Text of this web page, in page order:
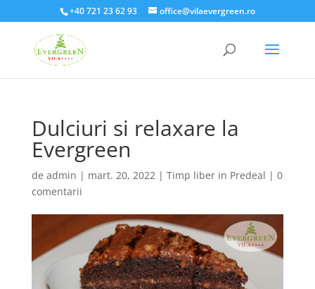
+40 721 23 62 93 office@vilaevergreen.ro
Dulciuri si relaxare la
Evergreen
de admin | mart. 20, 2022| Timp liber in Predeal | 0
comentarii